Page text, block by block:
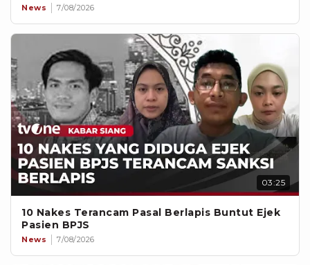
News 7/08/2026
03:25
10 Nakes Terancam Pasal Berlapis Buntut Ejek
Pasien BPJS
News 7/08/2026